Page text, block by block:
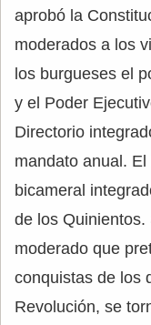
aprobó la
moderados a los
los burgueses el
y el Poder
Directorio
mandato anual.
bicameral
de los
moderado que
conquistas de los
Revolución, se